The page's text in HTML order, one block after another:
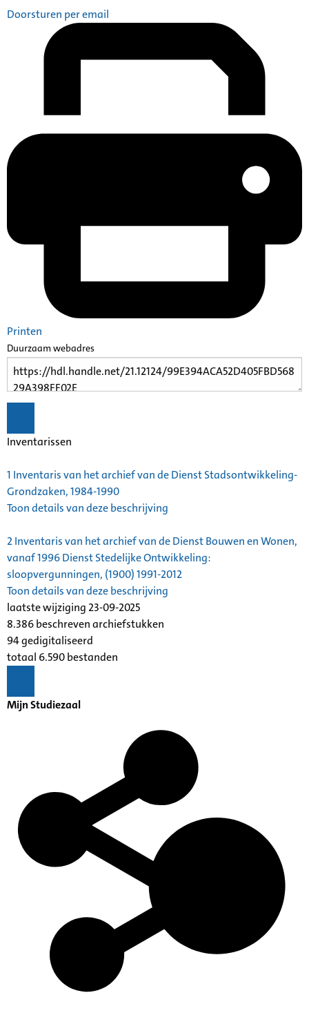
Doorsturen per email
Printen
Duurzaam webadres
Inventarissen
1 Inventaris van het archief van de Dienst Stadsontwikkeling-
Grondzaken, 1984-1990
Toon details van deze beschrijving
2Inventaris van het archief van de Dienst Bouwen en Wonen,
vanaf 1996 Dienst Stedelijke Ontwikkeling:
sloopvergunningen, (1900) 1991-2012
Toon details van deze beschrijving
laatste wijziging 23-09-2025
8.386 beschreven archiefstukken
94 gedigitaliseerd
totaal 6.590 bestanden
Mijn Studiezaal